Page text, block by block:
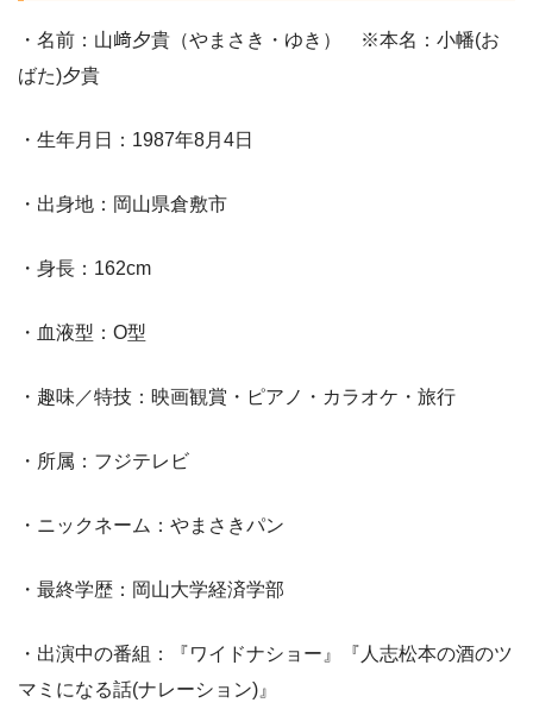
・名前：山﨑夕貴（やまさき・ゆき） ※本名：小幡(お
ばた)夕貴
・生年月日：1987年8月4日
・出身地：岡山県倉敷市
・身長：162cm
・血液型：O型
・趣味／特技：映画観賞・ピアノ・カラオケ・旅行
・所属：フジテレビ
・ニックネーム：やまさきパン
・最終学歴：岡山大学経済学部
・出演中の番組：『ワイドナショー』『人志松本の酒のツ
マミになる話(ナレーション)』